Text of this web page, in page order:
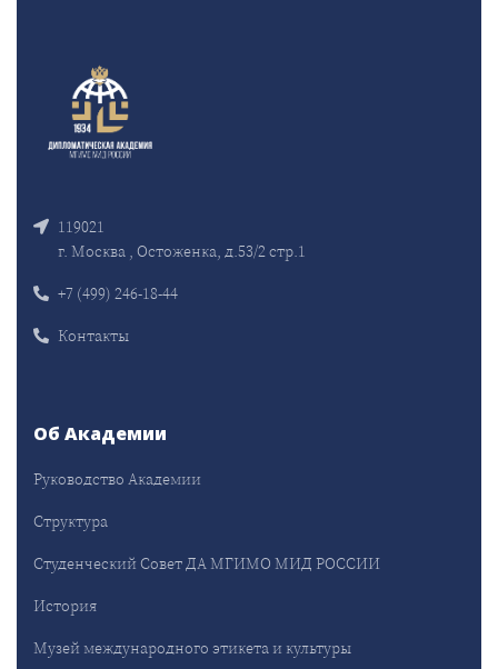
119021
г. Москва , Остоженка, д.53/2 стр.1
+7 (499) 246-18-44
Контакты
Об Академии
Руководство Академии
Структура
Студенческий Совет ДА МГИМО МИД РОССИИ
История
Музей международного этикета и культуры